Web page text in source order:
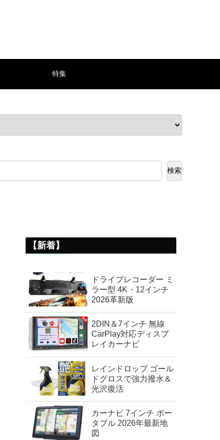
特集
検索
【新着】
ドライブレコーダー ミ
ラー型 4K・12インチ
2026革新版
2DIN＆7インチ 無線
CarPlay対応ディスプ
レイカーナビ
レインドロップ ゴール
ドグロスで強力撥水＆
光沢復活
カーナビ 7インチ ポー
タブル 2026年最新地
図